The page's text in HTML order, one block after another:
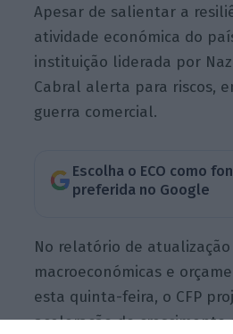
Apesar de salientar a
atividade económica do
instituição liderada por
Cabral alerta para riscos,
guerra comercial.
Escolha o ECO como
preferida no Google
No relatório de
macroeconómicas e
esta quinta-feira, o CFP
aceleração do crescimento